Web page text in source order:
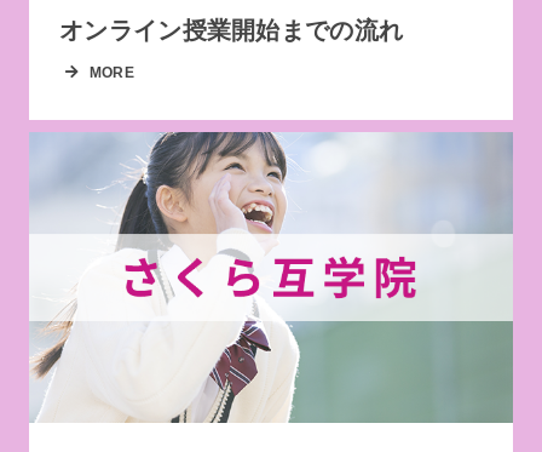
オンライン授業開始までの流れ
MORE